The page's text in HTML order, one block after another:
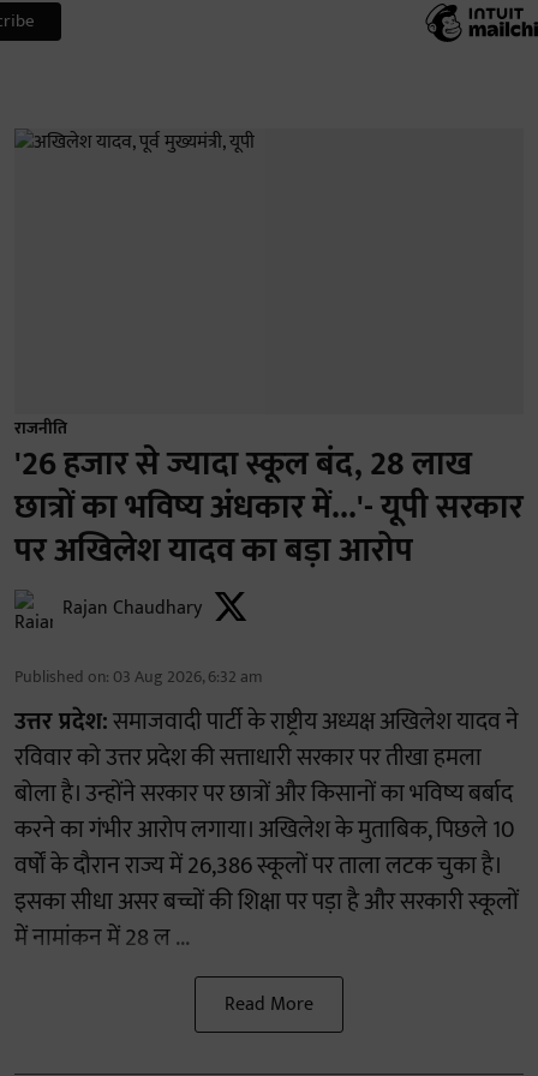
राजनीति
'26 हजार से ज्यादा स्कूल बंद, 28 लाख
छात्रों का भविष्य अंधकार में...'- यूपी सरकार
पर अखिलेश यादव का बड़ा आरोप
Rajan Chaudhary
Published on: 03 Aug 2026, 6:32 am
उत्तर प्रदेश:समाजवादी पार्टी के राष्ट्रीय अध्यक्ष अखिलेश यादव ने
रविवार को उत्तर प्रदेश की सत्ताधारी सरकार पर तीखा हमला
बोला है। उन्होंने सरकार पर छात्रों और किसानों का भविष्य बर्बाद
करने का गंभीर आरोप लगाया। अखिलेश के मुताबिक, पिछले 10
वर्षों के दौरान राज्य में 26,386 स्कूलों पर ताला लटक चुका है।
इसका सीधा असर बच्चों की शिक्षा पर पड़ा है और सरकारी स्कूलों
में नामांकन में 28 ल ...
Read More